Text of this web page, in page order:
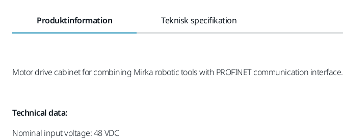
Produktinformation Teknisk specifikation
Motor drive cabinet for combining Mirka robotic tools with PROFINET communication interface.
Technical data:
Nominal input voltage: 48 VDC